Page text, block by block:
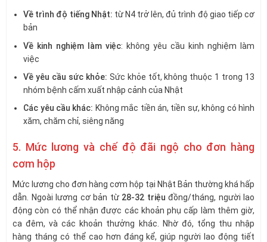
Về trình độ tiếng Nhật: từ N4 trở lên, đủ trình độ giao tiếp cơ
bản
Về kinh nghiệm làm việc: không yêu cầu kinh nghiệm làm
việc
Về yêu cầu sức khỏe: Sức khỏe tốt, không thuộc 1 trong 13
nhóm bệnh cấm xuất nhập cảnh của Nhật
Các yêu cầu khác: Không mắc tiền án, tiền sự, không có hình
xăm, chăm chỉ, siêng năng
5. Mức lương và chế độ đãi ngộ cho đơn hàng
cơm hộp
Mức lương cho đơn hàng cơm hộp tại Nhật Bản thường khá hấp
dẫn. Ngoài lương cơ bản từ 28-32 triệu đồng/tháng, người lao
động còn có thể nhận được các khoản phụ cấp làm thêm giờ,
ca đêm, và các khoản thưởng khác. Nhờ đó, tổng thu nhập
hàng tháng có thể cao hơn đáng kể, giúp người lao động tiết